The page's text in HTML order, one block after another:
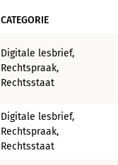
CATEGORIE
Digitale lesbrief,
Rechtspraak,
Rechtsstaat
Digitale lesbrief,
Rechtspraak,
Rechtsstaat